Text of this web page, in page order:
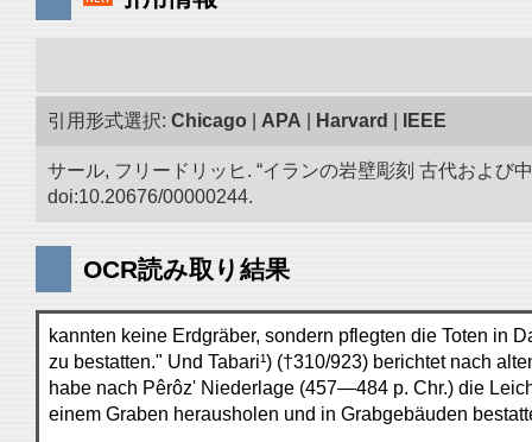
引用形式選択: Chicago APA Harvard IEEE
サール, フリードリッヒ. “イランの岩壁彫刻 古代および
doi:10.20676/00000244.
OCR読み取り結果
kannten keine Erdgräber, sondern pflegten die Toten in
zu bestatten." Und Tabari¹) (†310/923) berichtet nach
habe nach Pêrôz' Niederlage (457—484 p. Chr.) die
einem Graben herausholen und in Grabgebäuden